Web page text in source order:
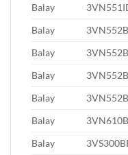
Balay
Balay
Balay
Balay
Balay
Balay
Balay